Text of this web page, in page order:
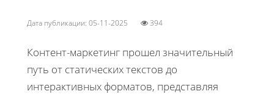
Дата публикации: 05-11-2025 394
Контент-маркетинг прошел значительный
путь от статических текстов до
интерактивных форматов, представляя